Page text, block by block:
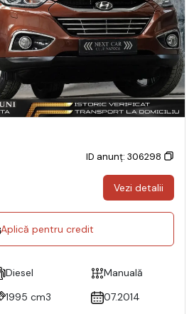
ID anunț: 306298
Vezi detalii
Aplică pentru credit
Diesel
Manuală
1995 cm3 07.2014